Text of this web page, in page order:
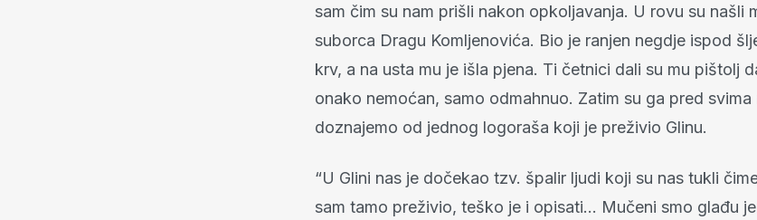
sam čim su nam prišli nakon opkoljavanja. U rovu su našli
suborca Dragu Komljenovića. Bio je ranjen negdje ispod
krv, a na usta mu je išla pjena. Ti četnici dali su mu pištolj
onako nemoćan, samo odmahnuo. Zatim su ga pred svima
doznajemo od jednog logoraša koji je preživio Glinu.
“U Glini nas je dočekao tzv. špalir ljudi koji su nas tukli
sam tamo preživio, teško je i opisati… Mučeni smo glađu